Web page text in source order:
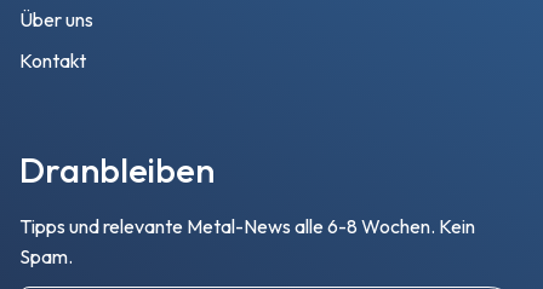
Über uns
Kontakt
Dranbleiben
Tipps und relevante Metal-News alle 6-8 Wochen. Kein
Spam.